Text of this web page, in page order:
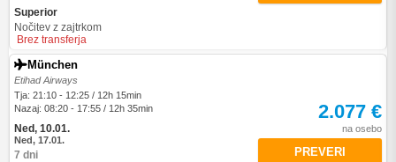
Superior
Nočitev z zajtrkom
Brez transferja
München
Etihad Airways
Tja: 21:10 - 12:25 / 12h 15min
Nazaj: 08:20 - 17:55 / 12h 35min
Ned, 10.01.
Ned, 17.01.
7 dni
2.077 €
na osebo
PREVERI